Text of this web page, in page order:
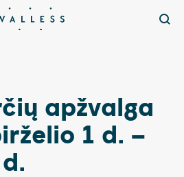
apžvalga
1 d. –